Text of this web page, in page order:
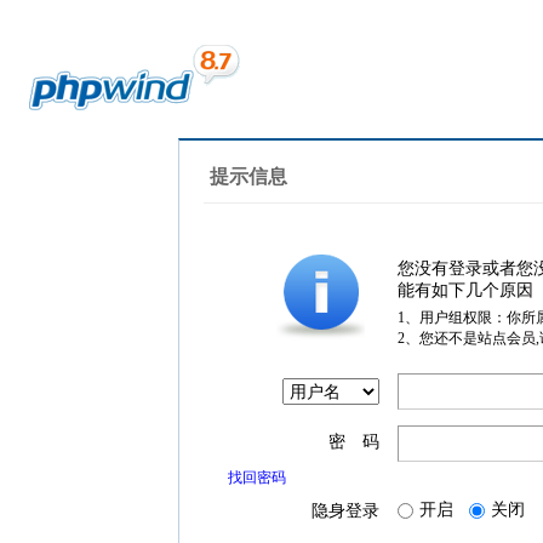
提示信息
您没有登录或者您
能有如下几个原因
1、用户组权限：你所
2、您还不是站点会员
密 码
找回密码
隐身登录 开启 关闭